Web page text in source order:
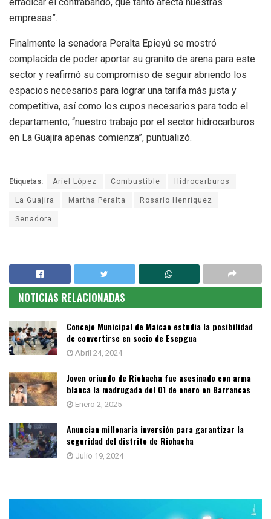
erradicar el contrabando, que tanto afecta nuestras
empresas”.
Finalmente la senadora Peralta Epieyú se mostró
complacida de poder aportar su granito de arena para este
sector y reafirmó su compromiso de seguir abriendo los
espacios necesarios para lograr una tarifa más justa y
competitiva, así como los cupos necesarios para todo el
departamento; “nuestro trabajo por el sector hidrocarburos
en La Guajira apenas comienza”, puntualizó.
Etiquetas: Ariel López Combustible
Hidrocarburos
La Guajira
Martha Peralta
Rosario Henríquez
Senadora
NOTICIAS RELACIONADAS
Concejo Municipal de Maicao estudia la posibilidad
de convertirse en socio de Esepgua
Abril 24, 2024
Joven oriundo de Riohacha fue asesinado con arma
blanca la madrugada del 01 de enero en Barrancas
Enero 2, 2025
Anuncian millonaria inversión para garantizar la
seguridad del distrito de Riohacha
Julio 19, 2024